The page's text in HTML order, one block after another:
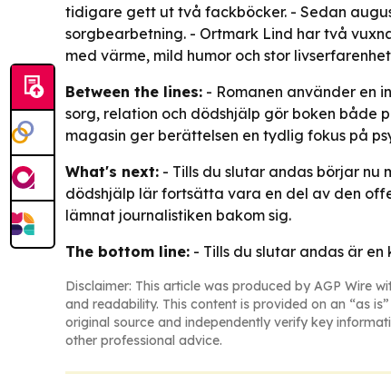
tidigare gett ut två fackböcker. - Sedan
sorgbearbetning. - Ortmark Lind har två
med värme, mild humor och stor
Between the lines: - Romanen använder en
sorg, relation och dödshjälp gör boken både
magasin ger berättelsen en tydlig fokus på
What's next: - Tills du slutar andas börjar nu
dödshjälp lär fortsätta vara en del av den
lämnat journalistiken bakom sig.
The bottom line: - Tills du slutar andas är
Disclaimer: This article was produced by AGP Wire
and readability. This content is provided on an “as
original source and independently verify key
other professional advice.